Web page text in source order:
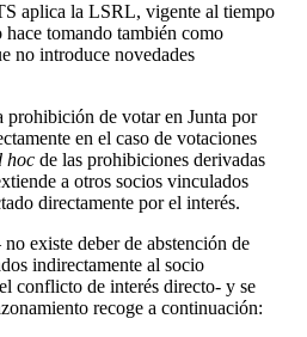
aplica la LSRL, vigente al tiempo
tomando también como
no introduce novedades
prohibición de votar en Junta por
en el caso de votaciones
hocde las prohibiciones derivadas
a otros socios vinculados
directamente por el interés.
existe deber de abstención de
indirectamente al socio
conflicto de interés directo- y se
recoge a continuación: